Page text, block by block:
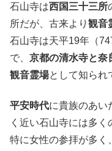
石山寺は西国三十三所
所だが、古来より 観音
石山寺は天平19年（
で、 京都の清水寺と奈
観音霊場として知られ
平安時代に貴族のあい
く近い石山寺には多く
特に女性の参拝が多く